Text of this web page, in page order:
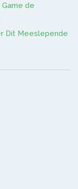
de
Dit Meeslepende